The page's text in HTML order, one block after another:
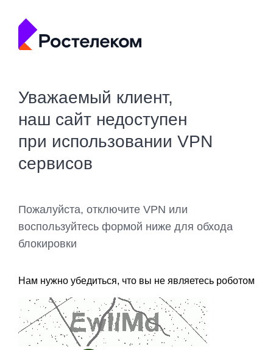
Уважаемый клиент,
наш сайт недоступен
при использовании VPN
сервисов
Пожалуйста, отключите VPN или
воспользуйтесь формой ниже для обхода
блокировки
Нам нужно убедиться, что вы не являетесь роботом